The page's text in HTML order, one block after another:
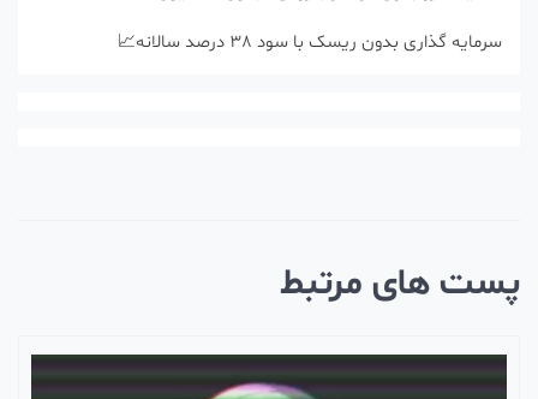
سرمایه گذاری بدون ریسک با سود 38 درصد سالانه📈
های مرتبط